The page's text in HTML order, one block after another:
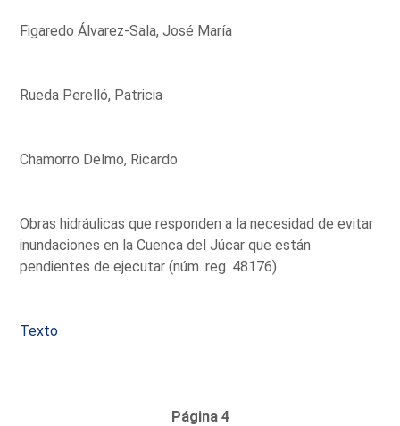
Figaredo Álvarez-Sala, José María
Rueda Perelló, Patricia
Chamorro Delmo, Ricardo
Obras hidráulicas que responden a la necesidad de evitar
inundaciones en la Cuenca del Júcar que están
pendientes de ejecutar (núm. reg. 48176)
Texto
Página 4